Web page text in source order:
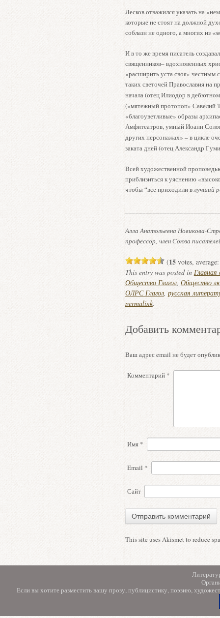
Лесков отважился указать на
которые не стоят на должной
соблазн не одного, а многих из
И в то же время писатель
священников– вдохновенных
«расширить уста своя» честным
таких светочей Православия на
начала (отец Илиодор в
(«мятежный протопоп» Савелий
«благоуветливые» образы
Амфитеатров, умный Иоанн
других персонажах» – в цикле
заката дней (отец Александр
Всей художественной
приблизиться к уяснению
чтобы “все приходили влучший
Алла Анатольевна Новикова-
профессор, член Союза
(15votes,
This entry was posted in
Общество Глагол, Общество
ОЛРС Глагол, русская
permalink.
Добавить
Ваш адрес email не будет
Комментарий *
Имя *
Email *
Сайт
This site uses Akismet to reduce
Если вы хотите разместить вашу прозу, публицистику, поэзию,